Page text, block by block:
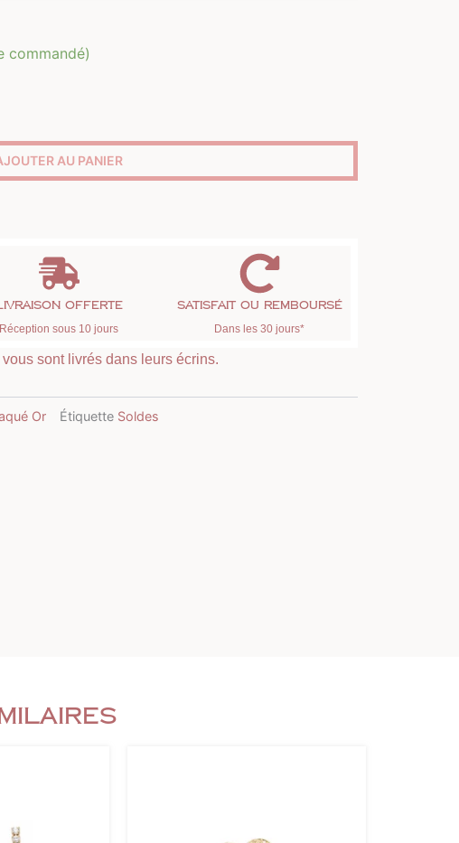
commandé)
AU PANIER
offerte
Réception sous 10 jours
Satisfait ou remboursé
Dans les 30 jours*
sont livrés dans leurs écrins.
Or Étiquette Soldes